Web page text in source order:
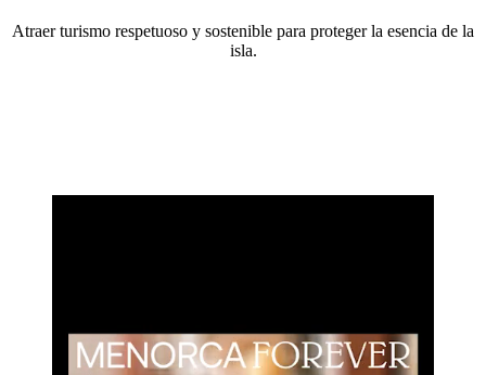
Atraer turismo respetuoso y sostenible para proteger la esencia de la
isla.